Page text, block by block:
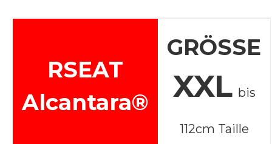
RSEAT
Alcantara®
GRÖSSE
XXL bis
112cm Taille